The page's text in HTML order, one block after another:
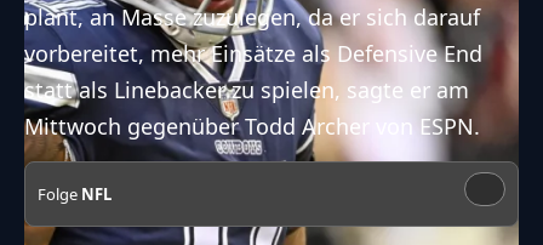
plant, an Masse zuzulegen, da er sich darauf
vorbereitet, mehr Einsätze als Defensive End
statt als Linebacker zu spielen, sagte er am
Mittwoch gegenüberTodd Archer von ESPN.
Folge NFL